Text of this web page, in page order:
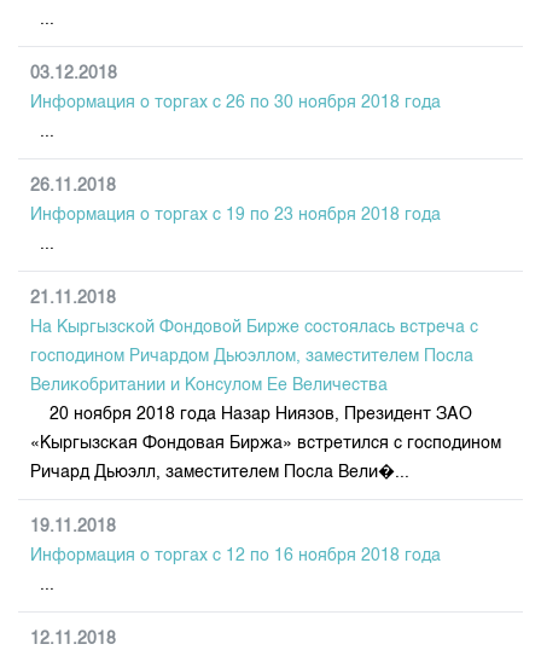
...
03.12.2018
Информация о торгах c 26 по 30 ноября 2018 года
...
26.11.2018
Информация о торгах c 19 по 23 ноября 2018 года
...
21.11.2018
На Кыргызской Фондовой Бирже состоялась встреча с
господином Ричардом Дьюэллом, заместителем Посла
Великобритании и Консулом Ее Величества
20 ноября 2018 года Назар Ниязов, Президент ЗАО
«Кыргызская Фондовая Биржа» встретился с господином
Ричард Дьюэлл, заместителем Посла Вели�...
19.11.2018
Информация о торгах c 12 по 16 ноября 2018 года
...
12.11.2018